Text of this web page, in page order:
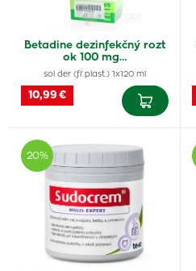
Betadine dezinfekčný rozt
ok 100 mg…
sol der (fľ.plast.) 1x120 ml
10,99 €
20%